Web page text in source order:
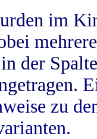
im
der
zu